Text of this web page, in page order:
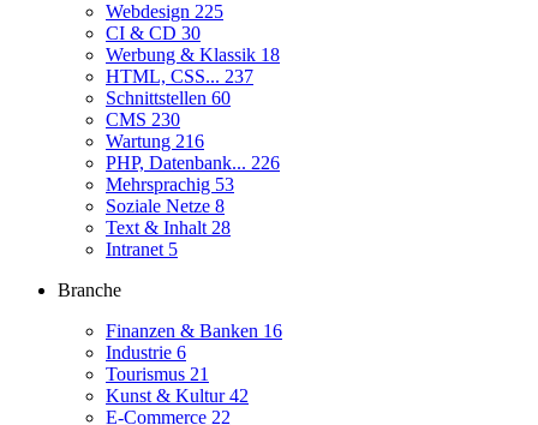
Webdesign 225
CI & CD 30
Werbung & Klassik 18
HTML, CSS... 237
Schnittstellen 60
CMS 230
Wartung 216
PHP, Datenbank... 226
Mehrsprachig 53
Soziale Netze 8
Text & Inhalt 28
Intranet 5
Branche
Finanzen & Banken 16
Industrie 6
Tourismus 21
Kunst & Kultur42
E-Commerce 22